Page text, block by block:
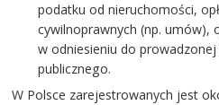
podatku od nieruchomości,
cywilnoprawnych (np. umów),
w odniesieniu do prowadzonej
publicznego.
W Polsce zarejestrowanych jest